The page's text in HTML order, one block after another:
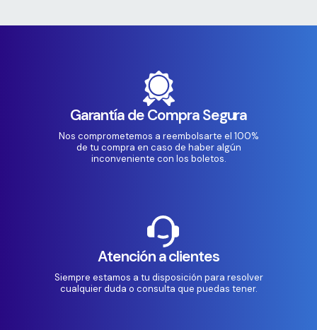
Garantía de Compra Segura
Nos comprometemos a reembolsarte el 100%
de tu compra en caso de haber algún
inconveniente con los boletos.
Atención a clientes
Siempre estamos a tu disposición para resolver
cualquier duda o consulta que puedas tener.